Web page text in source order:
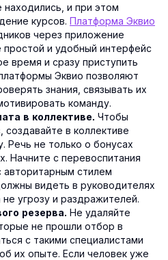
и при этом
курсов. Платформа Эквио
через приложение
и удобный интерфейс
время и сразу приступить
Эквио позволяют
знания, связывать их
команду.
в коллективе. Чтобы
создавайте в коллективе
Речь не только о бонусах
Начните с перевоспитания
стилем
видеть в руководителях
угрозу и раздражителей.
резерва. Не удаляйте
не прошли отбор в
с такими специалистами
их опыте. Если человек уже